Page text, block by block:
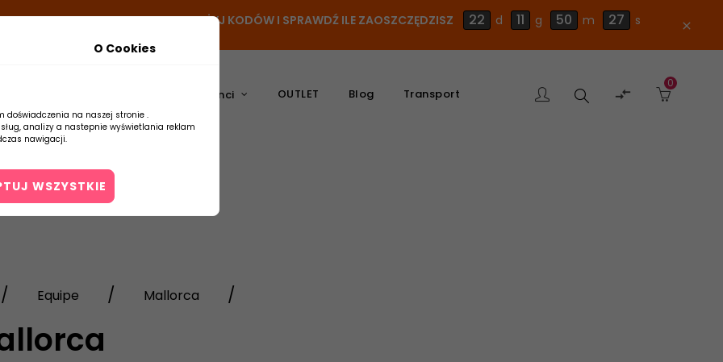
- DODAJ PRODUKT DO KOSZYKA, UŻYJ KODÓW I SPRAWDŹ ILE ZAOSZCZĘDZISZ 22 d 11 g 50 m 27 s close
Producenci OUTLET Blog Transport Szukaj 
0
Equipe Mallorca
O Cookies
doświadczenia na naszej stronie .
analizy a nastepnie wyświetlania reklam
nawigacji.
WSZYSTKIE